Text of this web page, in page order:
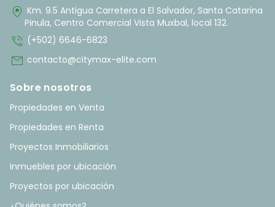
home_pin Km. 9.5 Antigua Carretera a El Salvador, Santa Catarina
Pinula, Centro Comercial Vista Muxbal, local 132.
phone_in_talk (+502) 6646-6823
mail contacto@citymax-elite.com
Sobre nosotros
Propiedades en Venta
Propiedades en Renta
Proyectos Inmobiliarios
Inmuebles por ubicación
Proyectos por ubicación